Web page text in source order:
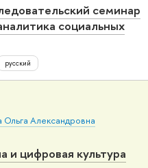
семинар
социальных
русский
Ольга Александровна
и цифровая культура